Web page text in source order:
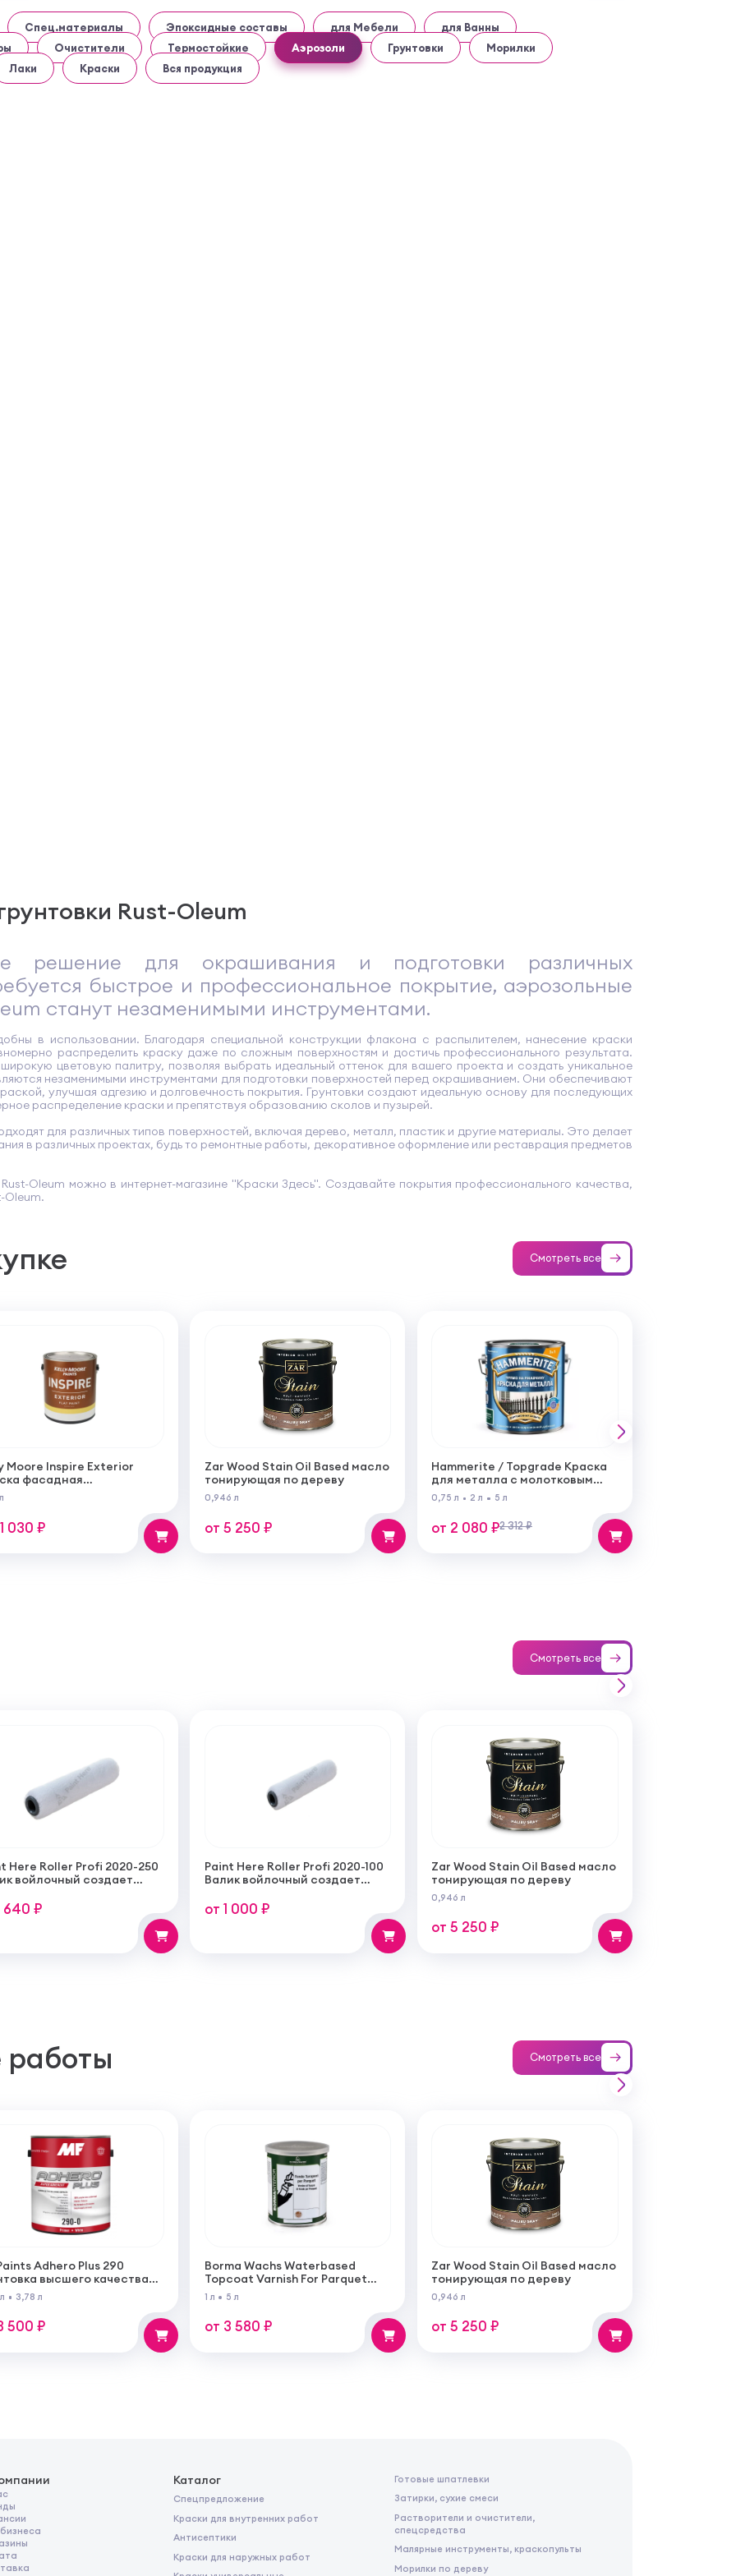
Спец.материалы Эпоксидные составы для Мебели
для Ванны
Очистители Термостойкие Аэрозоли Грунтовки
Морилки
Лаки Краски Вся продукция
Rust-Oleum
решение для окрашивания и подготовки различных
быстрое и профессиональное покрытие, аэрозольные
станут незаменимыми инструментами.
в использовании. Благодаря специальной конструкции флакона с распылителем, нанесение краски
распределить краску даже по сложным поверхностям и достичь профессионального результата.
цветовую палитру, позволяя выбрать идеальный оттенок для вашего проекта и создать уникальное
незаменимыми инструментами для подготовки поверхностей перед окрашиванием. Они обеспечивают
улучшая адгезию и долговечность покрытия. Грунтовки создают идеальную основу для последующих
распределение краски и препятствуя образованию сколов и пузырей.
для различных типов поверхностей, включая дерево, металл, пластик и другие материалы. Это делает
в различных проектах, будь то ремонтные работы, декоративное оформление или реставрация предметов
Oleum можно в интернет-магазине "Краски Здесь". Создавайте покрытия профессионального качества,
Oleum.
Смотреть все
Moore Inspire Exterior
фасадная
ультра
030 ₽
Zar Wood Stain Oil Based масло
тонирующая по дереву
0,946 л
от 5 250 ₽
Hammerite / Topgrade Краска
для металла с молотковым
эффектом
0,75 л 2 л 5 л
от 2 080 ₽2 312 ₽
Смотреть все
Here Roller Profi 2020-250
войлочный создает
250мм
640 ₽
Paint Here Roller Profi 2020-100
Валик войлочный создает
покрытия 100мм
от 1 000 ₽
Zar Wood Stain Oil Based масло
тонирующая по дереву
0,946 л
от 5 250 ₽
работы Смотреть все
Adhero Plus 290
высшего качества
акрилового латекса
и наружных
3,78 л
500 ₽
Borma Wachs Waterbased
Topcoat Varnish For Parquet
Грунт для паркета на водной
основе для внутренних работ
1 л 5 л
от 3 580 ₽
Zar Wood Stain Oil Based масло
тонирующая по дереву
0,946 л
от 5 250 ₽
Каталог
Спецпредложение
Краски для внутренних работ
Антисептики
Краски для наружных работ
Готовые шпатлевки
Затирки, сухие смеси
Растворители и очистители,
спецсредства
Малярные инструменты, краскопульты
Морилки по дереву